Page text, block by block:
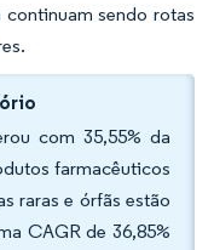
sendo rotas
com 35,55% da
farmacêuticos
raras e órfãs estão
CAGR de 36,85%